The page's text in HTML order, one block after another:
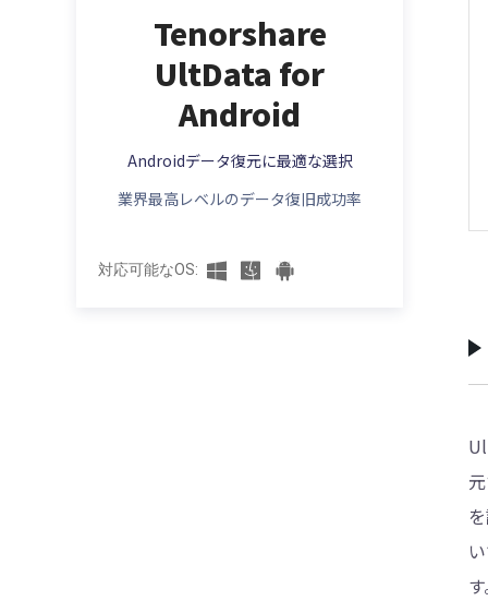
【UltData for Android】 レビュー
Androidのタッチパネルが反応しない？
HUAWEIロックを解除する裏ワザ
Androidスマホロックの解除を忘れた？
Androidパターンロックの解除
Galaxyのパスワードロックの解除
Tenorshare
UltData for
Android
Androidデータ復元に最適な選択
業界最高レベルのデータ復旧成功率
対応可能なOS: